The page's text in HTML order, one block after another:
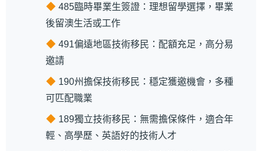
485臨時畢業生簽證：理想留學選擇，畢業
後留澳生活或工作
491偏遠地區技術移民：配額充足，高分易
邀請
190州擔保技術移民：穩定獲邀機會，多種
可匹配職業
189獨立技術移民：無需擔保條件，適合年
輕、高學歷、英語好的技術人才